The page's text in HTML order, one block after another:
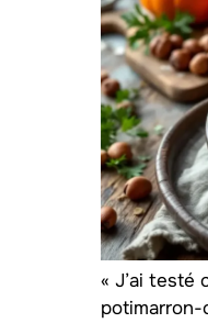
« J’ai